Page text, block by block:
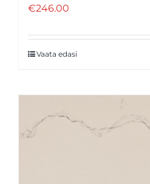
€246.00
Vaata edasi